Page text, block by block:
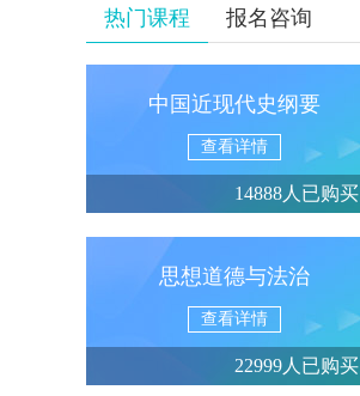
热门课程 报名咨询
中国近现代史纲要
查看详情
14888人已购买
思想道德与法治
查看详情
22999人已购买